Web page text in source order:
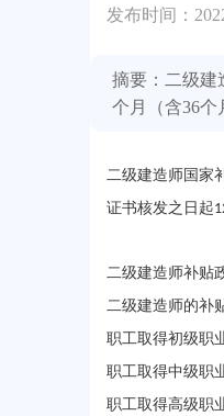
发布时间：
摘要：二级建
个月（含36个
二级建造师国家
证书核发之日起
二级建造师补贴
二级建造师的补
职工取得初级职
职工取得中级职
职工取得高级职